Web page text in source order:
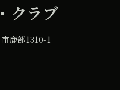
クラブ
鹿部1310-1